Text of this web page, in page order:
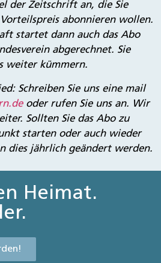
der Zeitschrift an, die Sie
abonnieren wollen.
startet dann auch das Abo
abgerechnet. Sie
weiter kümmern.
Schreiben Sie uns eine mail
oder rufen Sie uns an. Wir
Sollten Sie das Abo zu
starten oder auch wieder
dies jährlich geändert werden.
Heimat.